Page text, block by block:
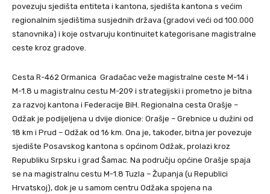
povezuju sjedišta entiteta i kantona, sjedišta kantona s većim
regionalnim sjedištima susjednih država (gradovi veći od 100.000
stanovnika) i koje ostvaruju kontinuitet kategorisane magistralne
ceste kroz gradove.
Cesta R-462 Ormanica ­ Gradačac veže magistralne ceste M-14 i
M-1.8 u magistralnu cestu M-209 i strategijski i prometno je bitna
za razvoj kantona i Federacije BiH. Regionalna cesta Orašje –
Odžak je podijeljena u dvije dionice: Orašje – Grebnice u dužini od
18 km i Prud – Odžak od 16 km. Ona je, također, bitna jer povezuje
sjedište Posavskog kantona s općinom Odžak, prolazi kroz
Republiku Srpsku i grad Šamac. Na području općine Orašje spaja
se na magistralnu cestu M-1.8 Tuzla – Županja (u Republici
Hrvatskoj), dok je u samom centru Odžaka spojena na